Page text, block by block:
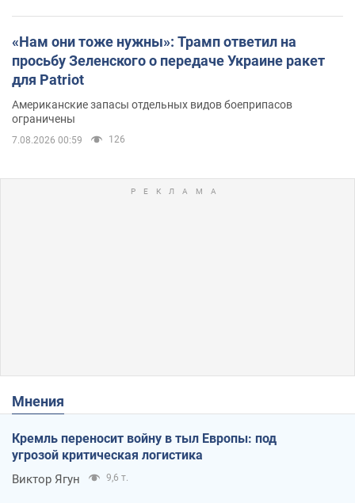
«Нам они тоже нужны»: Трамп ответил на
просьбу Зеленского о передаче Украине ракет
для Patriot
Американские запасы отдельных видов боеприпасов
ограничены
7.08.2026 00:59 126
Мнения
Кремль переносит войну в тыл Европы: под
угрозой критическая логистика
Виктор Ягун 9,6 т.